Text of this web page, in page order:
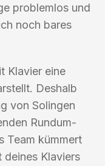
problemlos und
noch bares
Klavier eine
Deshalb
von Solingen
Rundum-
Team kümmert
deines Klaviers